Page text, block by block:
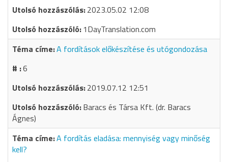
2023.05.02 12:08
1DayTranslation.com
A fordítások előkészítése és utógondozása
6
2019.07.12 12:51
Baracs és Társa Kft. (dr. Baracs
Ágnes)
A fordítás eladása: mennyiség vagy minőség
kell?